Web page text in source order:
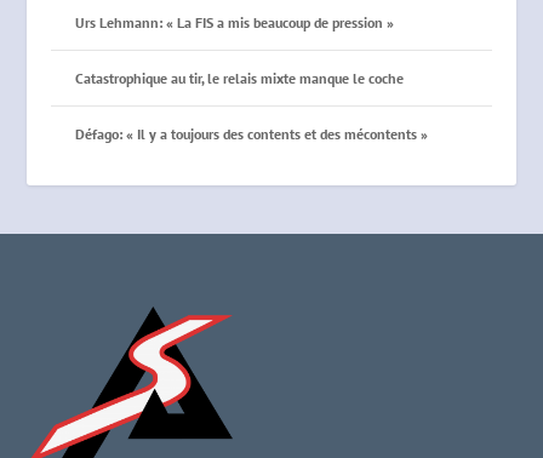
Urs Lehmann: « La FIS a mis beaucoup de pression »
Catastrophique au tir, le relais mixte manque le coche
Défago: « Il y a toujours des contents et des mécontents »